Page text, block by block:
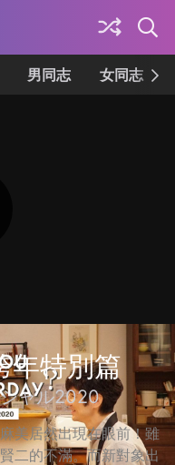
男同志 女同志
年特別篇
ャル2020
美居然出現在眼前！雖
二的不滿。而新對象出